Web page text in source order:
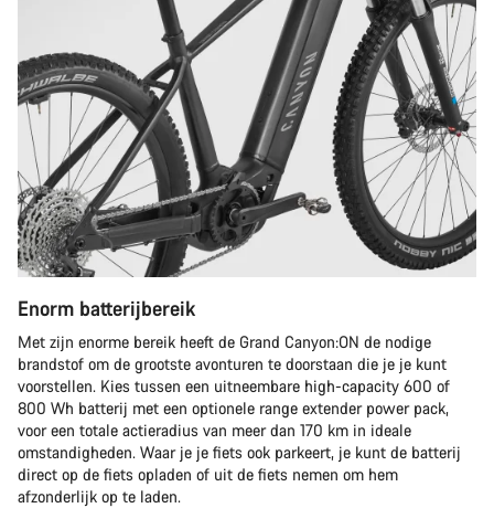
Enorm batterijbereik
Met zijn enorme bereik heeft de Grand Canyon:ON de nodige
brandstof om de grootste avonturen te doorstaan die je je kunt
voorstellen. Kies tussen een uitneembare high-capacity 600 of
800 Wh batterij met een optionele range extender power pack,
voor een totale actieradius van meer dan 170 km in ideale
omstandigheden. Waar je je fiets ook parkeert, je kunt de batterij
direct op de fiets opladen of uit de fiets nemen om hem
afzonderlijk op te laden.